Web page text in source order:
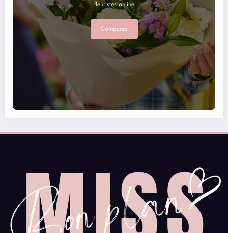
fleuristes online
Comparez